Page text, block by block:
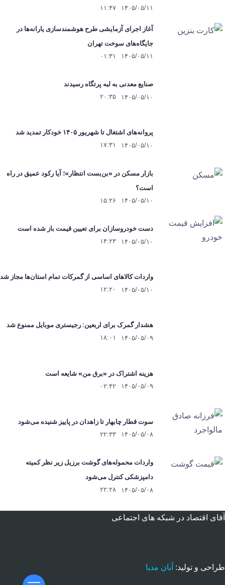
۱۴۰۵/۰۵/۱۱ ۱۱:۴۷
آغاز اجرای آزمایشی طرح هوشمندسازی یارانه‌ها در
جایگاه‌های سوخت تهران
۱۴۰۵/۰۵/۱۱ ۰۱:۳۱
صنایع معدنی به لبه پرتگاه رسیدند
۱۴۰۵/۰۵/۱۰ ۲۰:۳۵
پروانه‌های اشتغال تا شهریور ۱۴۰۵ خودکار تمدید شد
۱۴۰۵/۰۵/۱۰ ۱۷:۳۱
بازار مسکن در «بن‌بست انتظار»؛ آیا رکود عمیق در راه
است؟
۱۴۰۵/۰۵/۱۰ ۱۵:۲۶
دست خودروسازان برای تعیین قیمت باز شده است
۱۴۰۵/۰۵/۱۰ ۱۴:۲۳
واردات کالاهای اساسی از گمرکات تمام استان‌ها مجاز شد
۱۴۰۵/۰۵/۱۰ ۱۲:۲۰
هشدار گمرک برای اربعین: رجیستری موبایل ممنوع شد
۱۴۰۵/۰۵/۰۹ ۱۸:۰۱
هزینه اشتراک در «برق من» شایعه است
۱۴۰۵/۰۵/۰۹ ۰۲:۴۲
سوت قطار چابهار تا زاهدان در پاییز شنیده می‌شود
۱۴۰۵/۰۵/۰۸ ۲۲:۳۳
واردات محموله‌های گوشت برزیل زیر نظر کمیته
دامپزشکی کنترل می‌شود
۱۴۰۵/۰۵/۰۸ ۲۲:۲۸
آقای اقتصاد در شبکه های اجتماعی
طراحی و تولید: آبان مدیا